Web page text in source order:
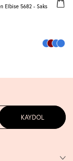
Elbise 5682 - Saks
KAYDOL